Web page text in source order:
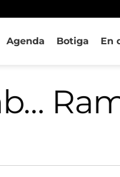
Agenda Botiga En